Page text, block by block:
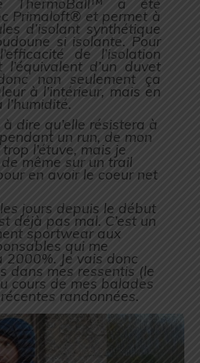
Primaloft® et permet à
d’isolant synthétique
si isolante. Pour
de l’isolation
l’équivalent d’un duvet
non seulement ça
à l’intérieur, mais en
dire qu’elle résistera à
un run, de mon
l’étuve, mais je
même sur un trail
en avoir le coeur net
jours depuis le début
déjà pas mal. C’est un
sportwear aux
qui me
2000%. Je vais donc
dans mes ressentis (le
cours de mes balades
randonnées.